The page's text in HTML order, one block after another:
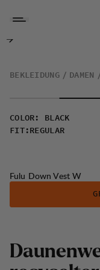
Fulu Down Vest W
BEKLEIDUNG DAMEN
COLOR :
BLACK
FIT: REGULAR
Fulu Down Vest W
Daunenw